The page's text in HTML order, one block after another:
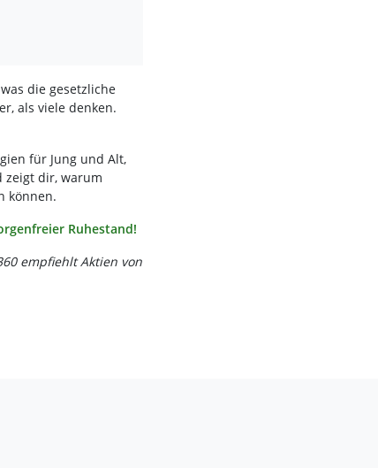
die gesetzliche
als viele denken.
für Jung und Alt,
zeigt dir, warum
können.
Ruhestand!
empfiehlt Aktien von